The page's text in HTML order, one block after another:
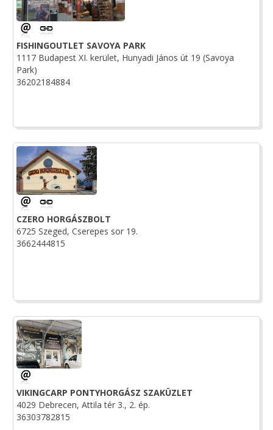
FISHINGOUTLET SAVOYA PARK
1117 Budapest XI. kerület, Hunyadi János út 19 (Savoya
Park)
36202184884
CZERO HORGÁSZBOLT
6725 Szeged, Cserepes sor 19.
3662444815
VIKINGCARP PONTYHORGÁSZ SZAKÜZLET
4029 Debrecen, Attila tér 3., 2. ép.
36303782815